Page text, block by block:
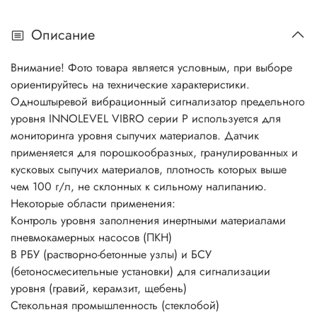
Описание
Внимание! Фото товара является условным, при выборе
ориентируйтесь на технические характеристики.
Одноштыревой вибрационный сигнализатор предельного
уровня INNOLEVEL VIBRO серии P используется для
мониторинга уровня сыпучих материалов. Датчик
применяется для порошкообразных, гранулированных и
кусковых сыпучих материалов, плотность которых выше
чем 100 г/л, не склонных к сильному налипанию.
Некоторые области применения:
Контроль уровня заполнения инертными материалами
пневмокамерных насосов (ПКН)
В РБУ (растворно-бетонные узлы) и БСУ
(бетоносмесительные установки) для сигнализации
уровня (гравий, керамзит, щебень)
Стекольная промышленность (стеклобой)